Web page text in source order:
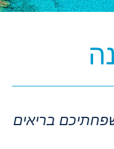
על הסיפון עם
הסירה שלכם! ראובריאים